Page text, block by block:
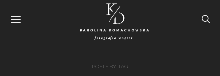
POSTS BY TAG